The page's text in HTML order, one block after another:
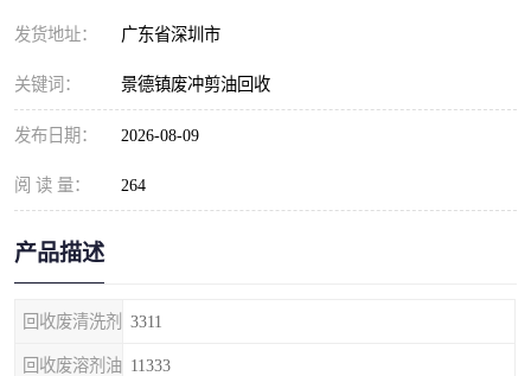
发货地址： 广东省深圳市
关键词： 景德镇废冲剪油回收
发布日期： 2026-08-09
阅 读 量： 264
产品描述
回收废清洗剂 3311
回收废溶剂油 11333